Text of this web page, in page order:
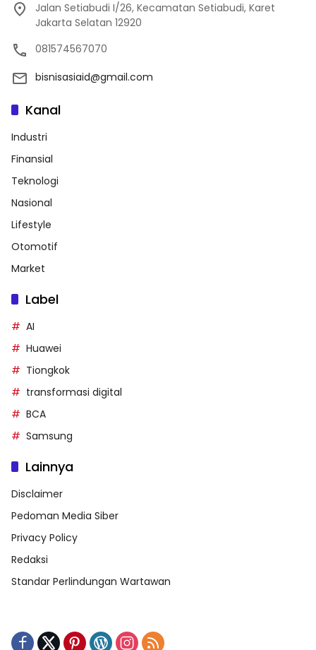
Jalan Setiabudi I/26, Kecamatan Setiabudi, Karet
Jakarta Selatan 12920
081574567070
bisnisasiaid@gmail.com
Kanal
Industri
Finansial
Teknologi
Nasional
Lifestyle
Otomotif
Market
Label
AI
Huawei
Tiongkok
transformasi digital
BCA
Samsung
Lainnya
Disclaimer
Pedoman Media Siber
Privacy Policy
Redaksi
Standar Perlindungan Wartawan